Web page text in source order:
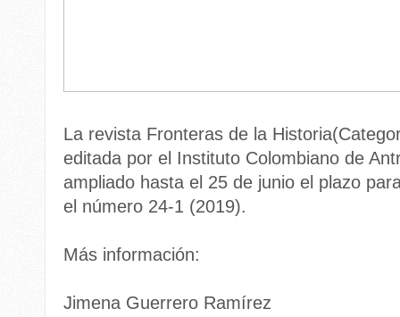
La revista Fronteras de la
editada por el Instituto Colombiano de
ampliado hasta el 25 de junio el plazo
el número 24-1 (2019).
Más información:
Jimena Guerrero Ramírez